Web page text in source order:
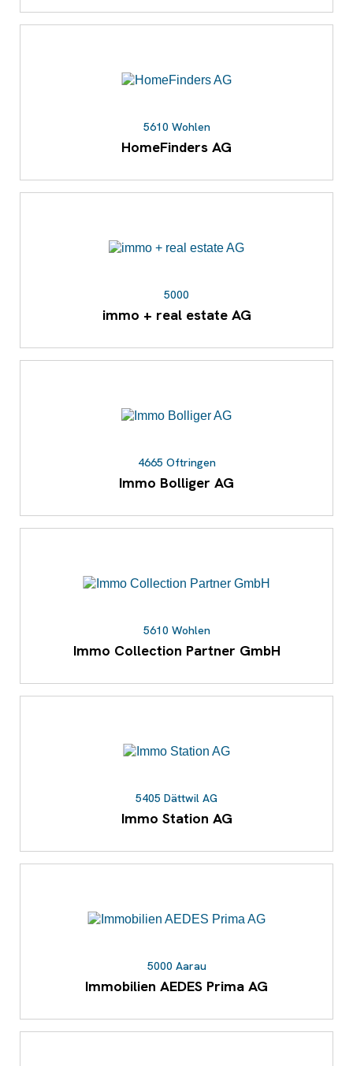
5610 Wohlen
HomeFinders AG
5000
immo + real estate AG
4665 Oftringen
Immo Bolliger AG
5610 Wohlen
Immo Collection Partner GmbH
5405 Dättwil AG
Immo Station AG
5000 Aarau
Immobilien AEDES Prima AG